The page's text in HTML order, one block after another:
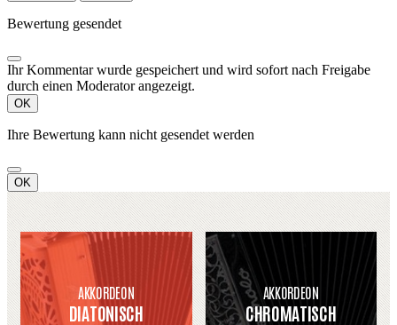
Bewertung gesendet
Ihr Kommentar wurde gespeichert und wird sofort nach Freigabe
durch einen Moderator angezeigt.
OK
Ihre Bewertung kann nicht gesendet werden
OK
AKKORDEON
DIATONISCH
AKKORDEON
CHROMATISCH